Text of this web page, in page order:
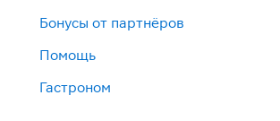
Бонусы от партнёров
Помощь
Гастроном